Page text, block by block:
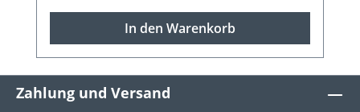
In den Warenkorb
Zahlung und Versand